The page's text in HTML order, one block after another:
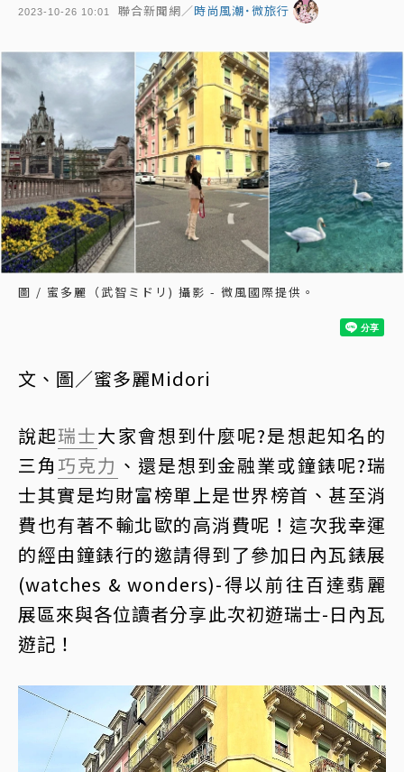
2023-10-26 10:01 聯合新聞網／時尚風潮˙微旅行
圖 / 蜜多麗（武智ミドリ) 攝影 - 微風國際提供。
文、圖／蜜多麗Midori
說起瑞士大家會想到什麼呢?是想起知名的
三角 巧克力 、還是想到金融業或鐘錶呢?瑞
士其實是均財富榜單上是世界榜首、甚至消
費也有著不輸北歐的高消費呢！這次我幸運
的經由鐘錶行的邀請得到了參加日內瓦錶展
(watches & wonders)-得以前往百達翡麗
展區來與各位讀者分享此次初遊瑞士-日內瓦
遊記！